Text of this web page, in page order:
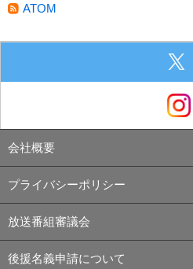
ATOM
会社概要
プライバシーポリシー
放送番組審議会
後援名義申請について